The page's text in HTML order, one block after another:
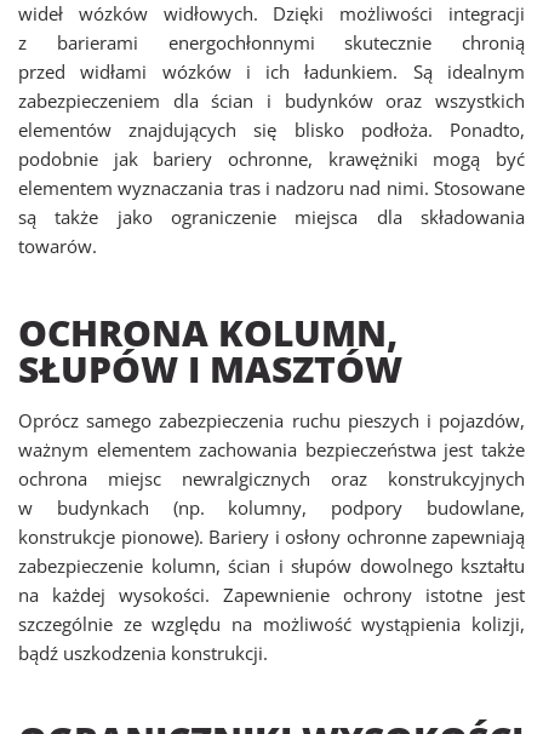
wideł wózków widłowych. Dzięki możliwości integracji
z barierami energochłonnymi skutecznie chronią
przed widłami wózków i ich ładunkiem. Są idealnym
zabezpieczeniem dla ścian i budynków oraz wszystkich
elementów znajdujących się blisko podłoża. Ponadto,
podobnie jak bariery ochronne, krawężniki mogą być
elementem wyznaczania tras i nadzoru nad nimi. Stosowane
są także jako ograniczenie miejsca dla składowania
towarów.
OCHRONA KOLUMN,
SŁUPÓW I MASZTÓW
Oprócz samego zabezpieczenia ruchu pieszych i pojazdów,
ważnym elementem zachowania bezpieczeństwa jest także
ochrona miejsc newralgicznych oraz konstrukcyjnych
w budynkach (np. kolumny, podpory budowlane,
konstrukcje pionowe). Bariery i osłony ochronne zapewniają
zabezpieczenie kolumn, ścian i słupów dowolnego kształtu
na każdej wysokości. Zapewnienie ochrony istotne jest
szczególnie ze względu na możliwość wystąpienia kolizji,
bądź uszkodzenia konstrukcji.